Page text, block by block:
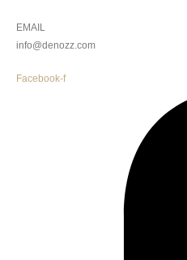
EMAIL
info@denozz.com
Facebook-f